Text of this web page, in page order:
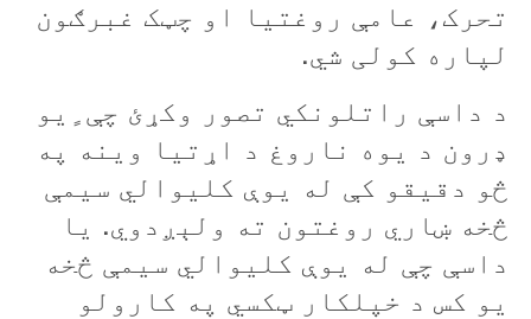
تحرک، عامې روغتيا او چټک غبرګون
لپاره کولی شي.
د داسې راتلونکي تصور وکړئ چې ٍيو
ډرون د يوه ناروغ د اړتيا وينه په
څو دقيقو کې له يوې کليوالي سيمې
څخه ښاري روغتون ته ولېږدوي. يا
داسې چې له يوې کليوالي سيمې څخه
يو کس د خپلکار ټکسي په کارولو